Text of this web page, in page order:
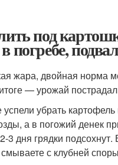
под
погребе,
жара, двойная норма
— урожай
убрать
а в погожий денек
3 дня грядки
с клубней